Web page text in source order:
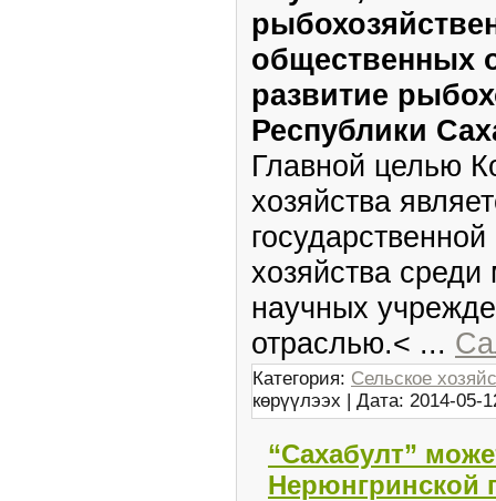
общественных
развитие
Республики
Главной целью
хозяйства
хозяйства
научных
отраслью.< ...
Категория: Сельское
көрүүлээх | Дата: 2014-05-
“Сахабулт”
Нерюнгринской